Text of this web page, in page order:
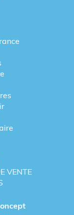
VENTE